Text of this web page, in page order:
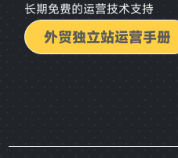
长期免费的运营技术支持
外贸独立站运营手册